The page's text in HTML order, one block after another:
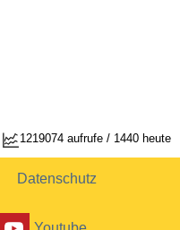
1219074 aufrufe / 1440 heute
Datenschutz